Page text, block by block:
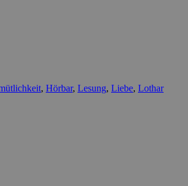
, Hörbar, Lesung, Liebe, Lothar